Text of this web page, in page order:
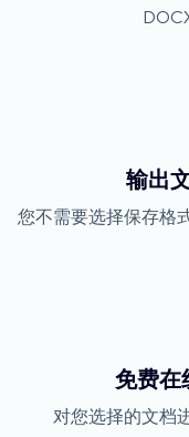
输出
您不需要选择保存格
免费在
对您选择的文档